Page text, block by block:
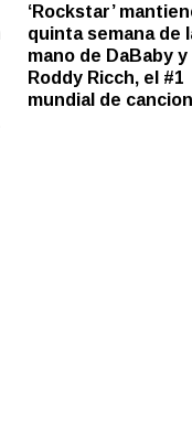
‘Rockstar’
quinta semana de
mano de DaBaby y
Roddy Ricch, el #1
mundial de